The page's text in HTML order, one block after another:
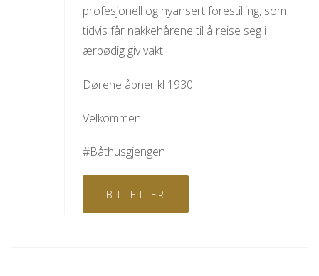
profesjonell og nyansert forestilling, som
tidvis får nakkehårene til å reise seg i
ærbødig giv vakt.
Dørene åpner kl 1930
Velkommen
#Båthusgjengen
BILLETTER